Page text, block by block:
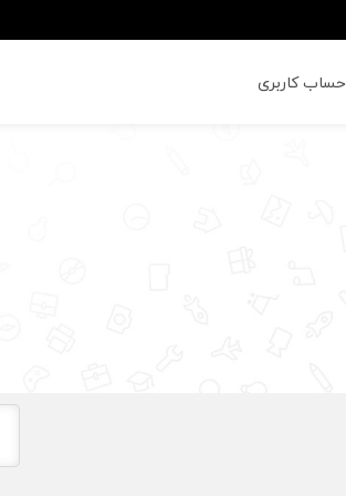
حساب کاربری